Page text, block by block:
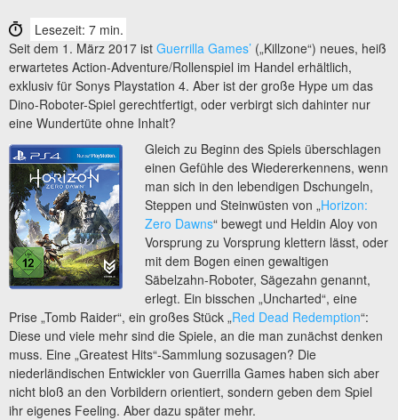
Lesezeit: 7 min.
Seit dem 1. März 2017 ist Guerrilla Games’ („Killzone“) neues, heiß
erwartetes Action-Adventure/Rollenspiel im Handel erhältlich,
exklusiv für Sonys Playstation 4. Aber ist der große Hype um das
Dino-Roboter-Spiel gerechtfertigt, oder verbirgt sich dahinter nur
eine Wundertüte ohne Inhalt?
Gleich zu Beginn des Spiels überschlagen
einen Gefühle des Wiedererkennens, wenn
man sich in den lebendigen Dschungeln,
Steppen und Steinwüsten von „Horizon:
Zero Dawns“ bewegt und Heldin Aloy von
Vorsprung zu Vorsprung klettern lässt, oder
mit dem Bogen einen gewaltigen
Säbelzahn-Roboter, Sägezahn genannt,
erlegt. Ein bisschen „Uncharted“, eine
Prise „Tomb Raider“, ein großes Stück „Red Dead Redemption“:
Diese und viele mehr sind die Spiele, an die man zunächst denken
muss. Eine „Greatest Hits“-Sammlung sozusagen? Die
niederländischen Entwickler von Guerrilla Games haben sich aber
nicht bloß an den Vorbildern orientiert, sondern geben dem Spiel
ihr eigenes Feeling. Aber dazu später mehr.